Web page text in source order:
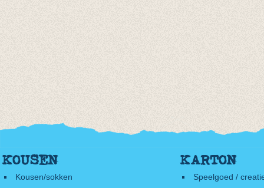
KOUSEN
Kousen/sokken
KARTON
Speelgoed /